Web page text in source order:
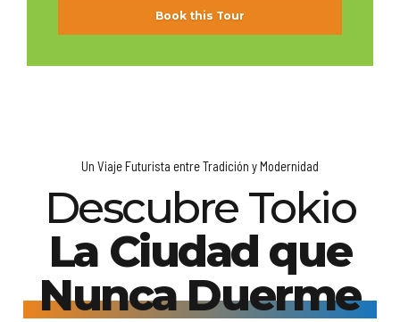
Book this Tour
Un Viaje Futurista entre Tradición y Modernidad
Descubre Tokio
La Ciudad que
Nunca Duerme